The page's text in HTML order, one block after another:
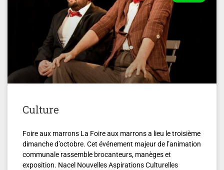
Culture
Foire aux marrons La Foire aux marrons a lieu le troisième
dimanche d’octobre. Cet événement majeur de l’animation
communale rassemble brocanteurs, manèges et
exposition. Nacel Nouvelles Aspirations Culturelles